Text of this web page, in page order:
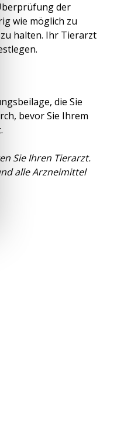
der
wie möglich zu
halten. Ihr Tierarzt
die Sie
bevor Sie Ihrem
Sie Ihren Tierarzt.
alle Arzneimittel